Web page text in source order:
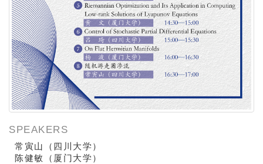
SPEAKERS
常寅山（四川大学）
陈健敏（厦门大学）